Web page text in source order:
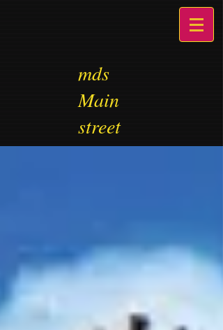
mds
Main
street